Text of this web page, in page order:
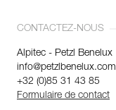
CONTACTEZ-NOUS
Alpitec - Petzl Benelux
info@petzlbenelux.com
+32 (0)85 31 43 85
Formulaire de contact